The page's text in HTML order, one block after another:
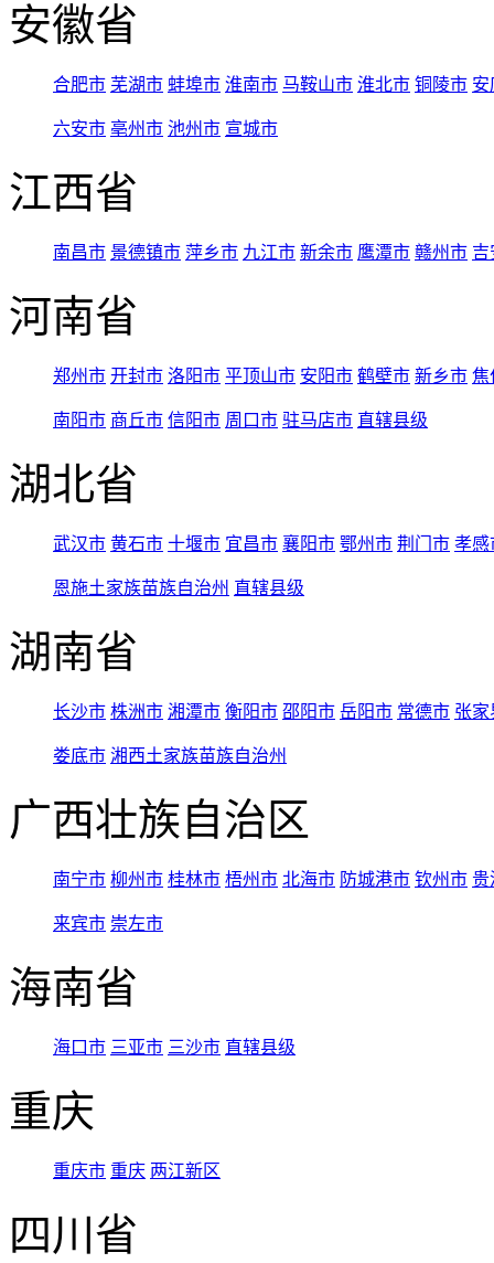
安徽省
合肥市 芜湖市 蚌埠市 淮南市 马鞍山市 淮北市 铜陵市 安
六安市 亳州市 池州市 宣城市
江西省
南昌市 景德镇市 萍乡市 九江市 新余市 鹰潭市 赣州市 吉
河南省
郑州市 开封市 洛阳市 平顶山市 安阳市 鹤壁市 新乡市 焦
南阳市 商丘市 信阳市 周口市 驻马店市 直辖县级
湖北省
武汉市 黄石市 十堰市 宜昌市 襄阳市 鄂州市 荆门市 孝感
恩施土家族苗族自治州 直辖县级
湖南省
长沙市 株洲市 湘潭市 衡阳市 邵阳市 岳阳市 常德市 张家
娄底市 湘西土家族苗族自治州
广西壮族自治区
南宁市 柳州市 桂林市 梧州市 北海市 防城港市 钦州市 贵
来宾市 崇左市
海南省
海口市 三亚市 三沙市 直辖县级
重庆
重庆市 重庆 两江新区
四川省